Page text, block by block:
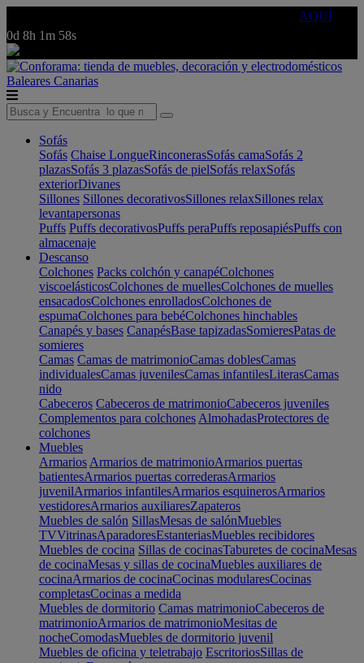
AQUÍ
0d 8h 1m 58s
Baleares Canarias
Sofás
Sofás Chaise LongueRinconerasSofás camaSofás 2
plazasSofás 3 plazasSofás de pielSofás relaxSofás
exteriorDivanes
Sillones Sillones decorativosSillones relaxSillones relax
levantapersonas
Puffs Puffs decorativosPuffs peraPuffs reposapiésPuffs con
almacenaje
Descanso
Colchones Packs colchón y canapéColchones
viscoelásticosColchones de muellesColchones de muelles
ensacadosColchones enrolladosColchones de
espumaColchones para bebéColchones hinchables
Canapés y bases CanapésBase tapizadasSomieresPatas de
somieres
Camas Camas de matrimonioCamas doblesCamas
individualesCamas juvenilesCamas infantilesLiterasCamas
nido
Cabeceros Cabeceros de matrimonioCabeceros juveniles
Complementos para colchones AlmohadasProtectores de
colchones
Muebles
Armarios Armarios de matrimonioArmarios puertas
batientesArmarios puertas correderasArmarios
juvenilArmarios infantilesArmarios esquinerosArmarios
vestidoresArmarios auxiliaresZapateros
Muebles de salón SillasMesas de salónMuebles
TVVitrinasAparadoresEstanteriasMuebles recibidores
Muebles de cocina Sillas de cocinasTaburetes de cocinaMesas
de cocinaMesas y sillas de cocinaMuebles auxiliares de
cocinaArmarios de cocinaCocinas modularesCocinas
completasCocinas a medida
Muebles de dormitorio Camas matrimonioCabeceros de
matrimonioArmarios de matrimonioMesitas de
nocheComodasMuebles de dormitorio juvenil
Muebles de oficina y teletrabajo EscritoriosSillas de